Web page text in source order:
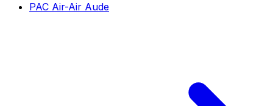
PAC Air-Air Aude